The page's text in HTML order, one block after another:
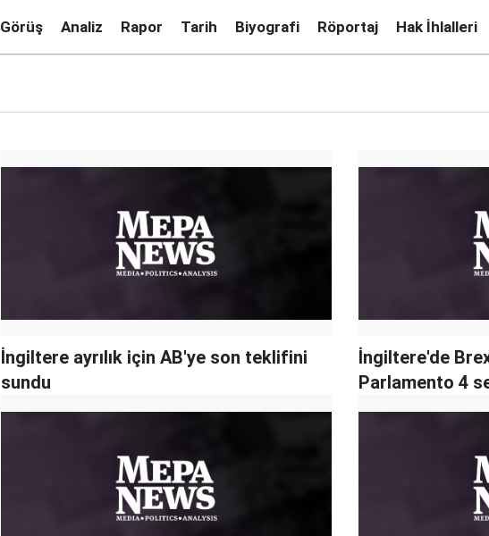
Görüş Analiz Rapor Tarih Biyografi Röportaj Hak İhlalleri
İngiltere ayrılık için AB'ye son teklifini
sundu
İngiltere'de
Parlamento 4